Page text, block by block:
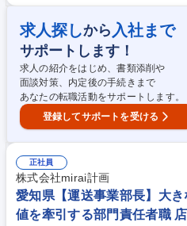
インターネット広告、SNS、紙媒体、
車、遠鉄バスをはじめとする自社交
範囲：会社の定める業務 募集職種 【浜松市】マーケティング（遠鉄グル
ープ各社の営業販促・企画）
求人探しから 入社まで
サポートします！
求人の紹介をはじめ、書類添削や
面談対策、内定後の手続きまで
あなたの転職活動をサポートします。
登録してサポートを受ける
正社員
株式会社mirai計画
愛知県【運送事業部長】大
値を牽引する部門責任者職